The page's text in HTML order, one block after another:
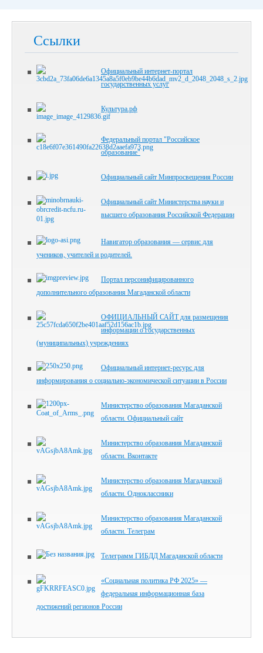
Ссылки
Официальный интернет-портал
государственных услуг
Культура.рф
Федеральный портал "Российское
образование"
Официальный сайт Минпросвещения России
Официальный сайт Министерства науки и
высшего образования Российской Федерации
Навигатор образования — сервис для
учеников, учителей и родителей.
Портал персонифицированного
дополнительного образования Магаданской области
ОФИЦИАЛЬНЫЙ САЙТ для размещения
информации о государственных
(муниципальных) учреждениях
Официальный интернет-ресурс для
информирования о социально-экономической ситуации в России
Министерство образования Магаданской
области. Официальный сайт
Министерство образования Магаданской
области. Вконтакте
Министерство образования Магаданской
области. Одноклассники
Министерство образования Магаданской
области. Телеграм
Телеграмм ГИБДД Магаданской области
«Социальная политика РФ 2025» —
федеральная информационная база
достижений регионов России